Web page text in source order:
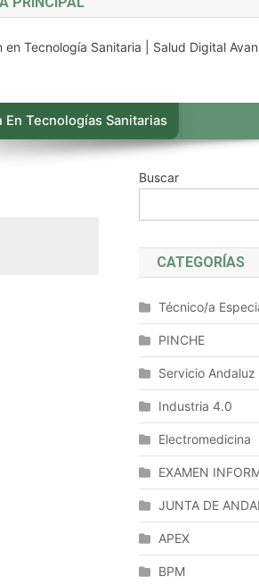
en Tecnología Sanitaria | Salud Digital
En Tecnologías Sanitarias
Buscar
CATEGORÍAS
Técnico/a
PINCHE
Servicio Andaluz
Industria 4.0
Electromedicina
EXAMEN
JUNTA DE
APEX
BPM